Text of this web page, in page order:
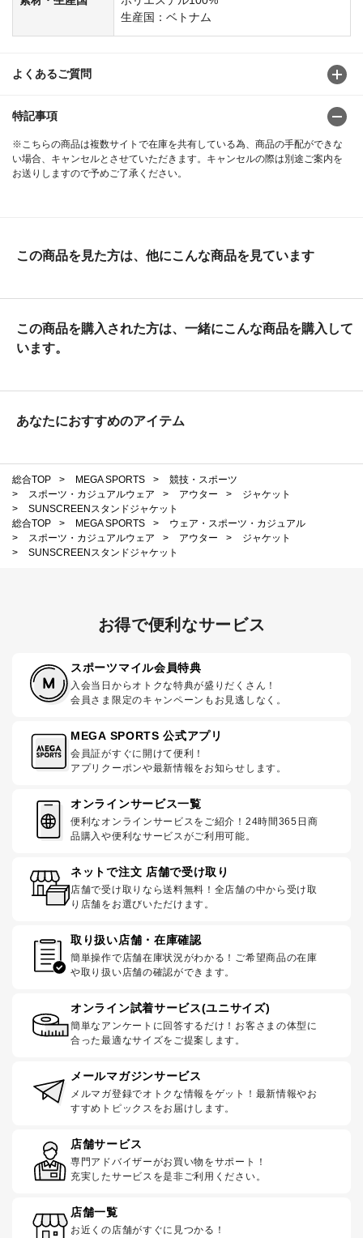
生産国：ベトナム
よくあるご質問
特記事項
※こちらの商品は複数サイトで在庫を共有している為、商品の手配ができな
い場合、キャンセルとさせていただきます。キャンセルの際は別途ご案内を
お送りしますので予めご了承ください。
この商品を見た方は、他にこんな商品を見ています
この商品を購入された方は、一緒にこんな商品を購入して
います。
あなたにおすすめのアイテム
総合TOP > MEGA SPORTS >
競技・スポーツ
>
スポーツ・カジュアルウェア > アウター >
ジャケット
>
SUNSCREENスタンドジャケット
総合TOP
> MEGA SPORTS >
ウェア・スポーツ・カジュアル
>
スポーツ・カジュアルウェア > アウター >
ジャケット
>
SUNSCREENスタンドジャケット
お得で便利なサービス
スポーツマイル会員特典
入会当日からオトクな特典が盛りだくさん！
会員さま限定のキャンペーンもお見逃しなく。
MEGA SPORTS 公式アプリ
会員証がすぐに開けて便利！
アプリクーポンや最新情報をお知らせします。
オンラインサービス一覧
便利なオンラインサービスをご紹介！24時間365日商
品購入や便利なサービスがご利用可能。
ネットで注文 店舗で受け取り
店舗で受け取りなら送料無料！全店舗の中から受け取
り店舗をお選びいただけます。
取り扱い店舗・在庫確認
簡単操作で店舗在庫状況がわかる！ご希望商品の在庫
や取り扱い店舗の確認ができます。
オンライン試着サービス(ユニサイズ)
簡単なアンケートに回答するだけ！お客さまの体型に
合った最適なサイズをご提案します。
メールマガジンサービス
メルマガ登録でオトクな情報をゲット！最新情報やお
すすめトピックスをお届けします。
店舗サービス
専門アドバイザーがお買い物をサポート！
充実したサービスを是非ご利用ください。
店舗一覧
お近くの店舗がすぐに見つかる！